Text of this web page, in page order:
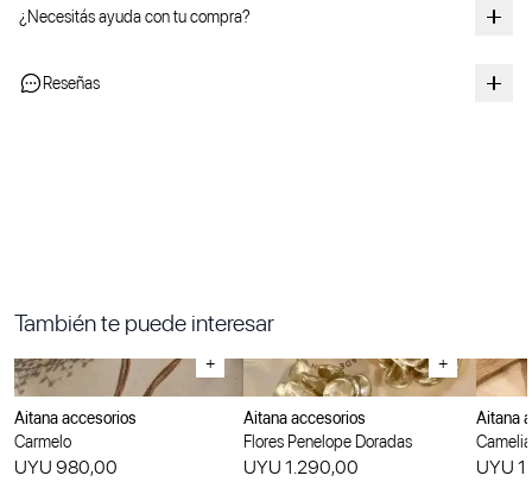
¿Necesitás ayuda con tu compra?
Reseñas
También te puede interesar
+
Aitana accesorios
Carmelo
UYU 980,00
+
Aitana accesorios
Flores Penelope Doradas
UYU 1.290,00
Aitana
Camelia
UYU